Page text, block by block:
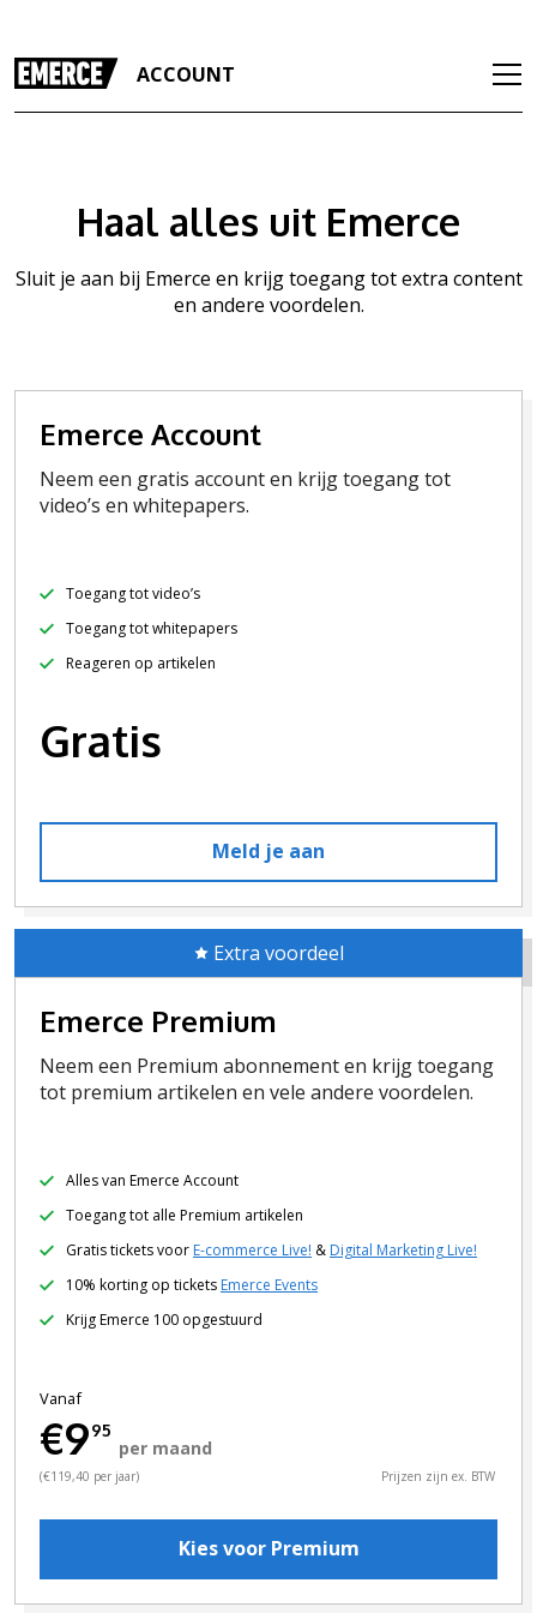
ACCOUNT
Haal alles uit Emerce
Sluit je aan bij Emerce en krijg toegang tot extra content
en andere voordelen.
Emerce Account
Neem een gratis account en krijg toegang tot
video’s en whitepapers.
Toegang tot video’s
Toegang tot whitepapers
Reageren op artikelen
Gratis
Meld je aan
Extra voordeel
Emerce Premium
Neem een Premium abonnement en krijg toegang
tot premium artikelen en vele andere voordelen.
Alles van Emerce Account
Toegang tot alle Premium artikelen
Gratis tickets voor E-commerce Live! & Digital Marketing Live!
10% korting op tickets Emerce Events
Krijg Emerce 100 opgestuurd
Vanaf
€995
per maand
(€119,40 per jaar) Prijzen zijn ex. BTW
Kies voor Premium